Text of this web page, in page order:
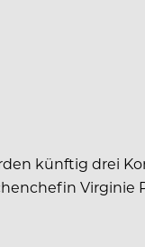
künftig drei
Virginie